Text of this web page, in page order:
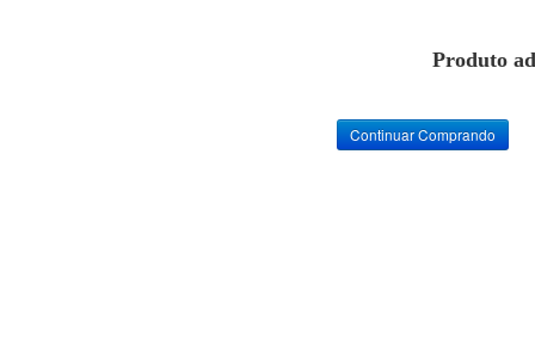
Produto
Continuar Comprando